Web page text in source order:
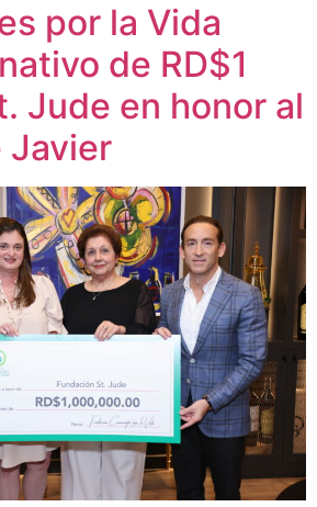
por la Vida
de RD$1
Jude en honor al
Javier